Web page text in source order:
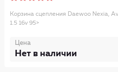
Корзина сцепления Daewoo Nexia,
1.5 16v 95>
Цена
Нет в наличии